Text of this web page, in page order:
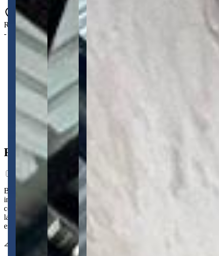
Rua Professor Dias de Carvalho, 35 - Contorno - Ponta Grossa - PR
- 84026-030
1 banheiro
1 banheiro
500 m² total
500 m² total
Ficha do Imóvel
Barracão de 500 m² no Contorno, com salão amplo de espaço
interno ideal para operações que precisam de área livre. Cozinha
com área de serviço, escritório equipado e banheiro social com
lavabo dão suporte à rotina administrativa, enquanto as seis vagas de
estacionamento facilitam o acesso de equipe e clientes.
📐 500 m² 🛁 1